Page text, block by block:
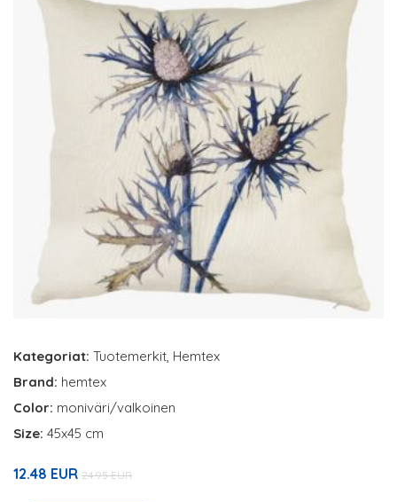
Kategoriat: Tuotemerkit Hemtex
Brand: hemtex
Color: moniväri/valkoinen
Size: 45x45 cm
12.48 EUR 24.95 EUR